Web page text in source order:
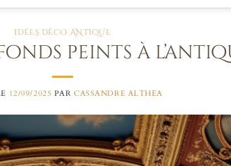
IDÉES DÉCO ANTIQUE
peints à
12/09/2025 PARCASSANDRE ALTHEA